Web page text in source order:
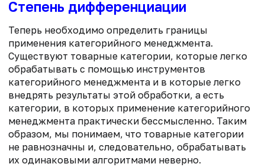
Степень дифференциации
Теперь необходимо определить границы
применения категорийного менеджмента.
Существуют товарные категории, которые легко
обрабатывать с помощью инструментов
категорийного менеджмента и в которые легко
внедрять результаты этой обработки, а есть
категории, в которых применение категорийного
менеджмента практически бессмысленно. Таким
образом, мы понимаем, что товарные категории
не равнозначны и, следовательно, обрабатывать
их одинаковыми алгоритмами неверно.